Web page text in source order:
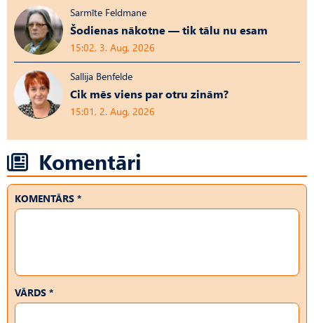
Sarmīte Feldmane
Šodienas nākotne — tik tālu nu esam
15:02, 3. Aug, 2026
Sallija Benfelde
Cik mēs viens par otru zinām?
15:01, 2. Aug, 2026
Komentāri
KOMENTĀRS *
VĀRDS *